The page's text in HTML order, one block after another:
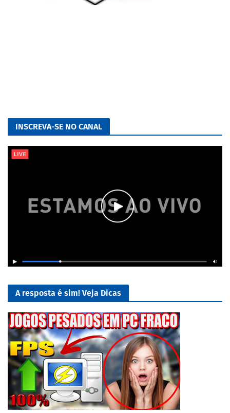
INSCREVA-SE NO CANAL
A resposta é sim! Veja Dicas